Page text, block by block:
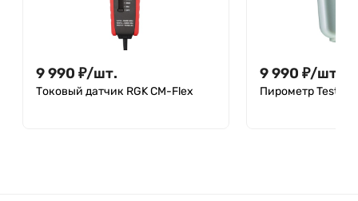
9 990 ₽/шт.
Токовый датчик RGK CM-Flex
9 990 ₽/шт.
Пирометр Testo